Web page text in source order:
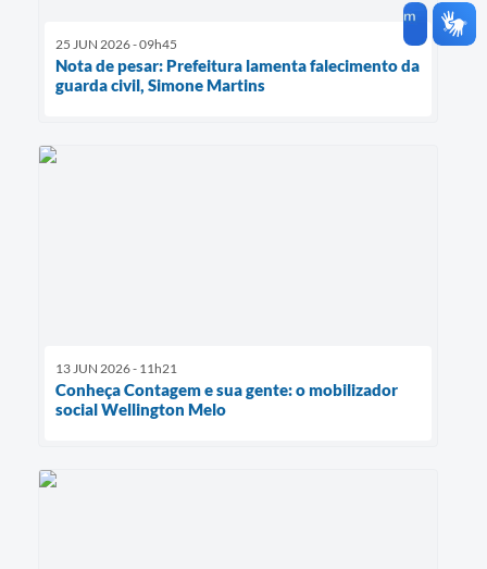
25 JUN 2026 - 09h45
Nota de pesar: Prefeitura lamenta falecimento da
guarda civil, Simone Martins
13 JUN 2026 - 11h21
Conheça Contagem e sua gente: o mobilizador
social Wellington Melo